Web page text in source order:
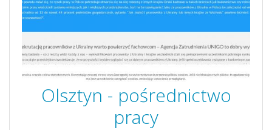
Olsztyn - pośrednictwo
pracy